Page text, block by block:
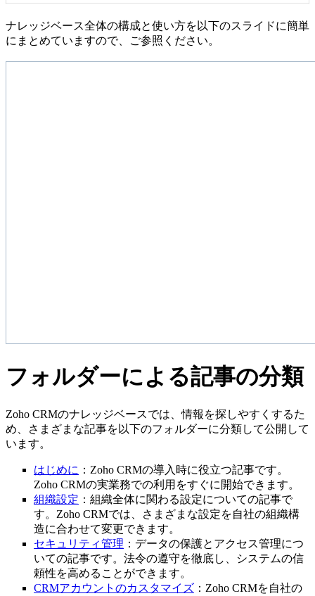
ナレッジベース全体の構成と使い方を以下のスライドに簡単
にまとめていますので、ご参照ください。
フォルダーによる記事の分類
Zoho CRMのナレッジベースでは、情報を探しやすくするた
め、さまざまな記事を以下のフォルダーに分類して公開して
います。
はじめに ：Zoho CRMの導入時に役立つ記事です。
Zoho CRMの実業務での利用をすぐに開始できます。
組織設定 ：組織全体に関わる設定についての記事で
す。Zoho CRMでは、さまざまな設定を自社の組織構
造に合わせて変更できます。
セキュリティ管理 ：データの保護とアクセス管理につ
いての記事です。法令の遵守を徹底し、システムの信
頼性を高めることができます。
CRMアカウントのカスタマイズ ：Zoho CRMを自社の